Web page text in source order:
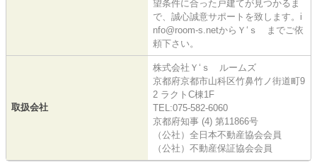
望条件に合った戸建てが見つかるま
で、誠心誠意サポートを致します。i
nfo@room-s.netからＹ‘ｓ までご依
頼下さい。
取扱会社
株式会社Ｙ‘ｓ ルームズ
京都府京都市山科区竹鼻竹ノ街道町9
2 ラクトC棟1F
TEL:075-582-6060
京都府知事 (4) 第11866号
（公社）全日本不動産協会会員
（公社）不動産保証協会会員